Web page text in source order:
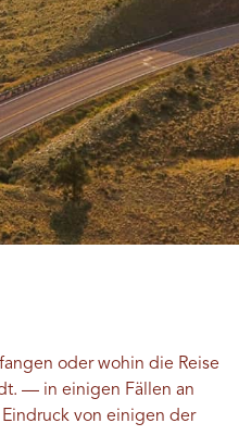
oder wohin die Reise
—in einigen Fällen an
von einigen der